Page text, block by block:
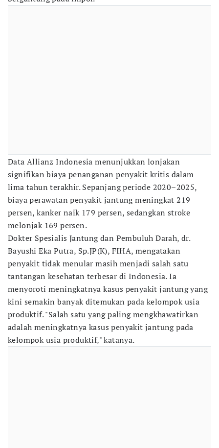
Data Allianz Indonesia menunjukkan lonjakan
signifikan biaya penanganan penyakit kritis dalam
lima tahun terakhir. Sepanjang periode 2020–2025,
biaya perawatan penyakit jantung meningkat 219
persen, kanker naik 179 persen, sedangkan stroke
melonjak 169 persen.
Dokter Spesialis Jantung dan Pembuluh Darah, dr.
Bayushi Eka Putra, Sp.JP(K), FIHA, mengatakan
penyakit tidak menular masih menjadi salah satu
tantangan kesehatan terbesar di Indonesia. Ia
menyoroti meningkatnya kasus penyakit jantung yang
kini semakin banyak ditemukan pada kelompok usia
produktif. "Salah satu yang paling mengkhawatirkan
adalah meningkatnya kasus penyakit jantung pada
kelompok usia produktif," katanya.